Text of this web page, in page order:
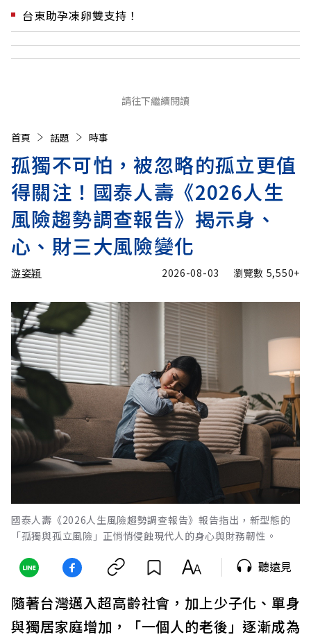
台東助孕凍卵雙支持！
請往下繼續閱讀
首頁 話題 時事
孤獨不可怕，被忽略的孤立更值
得關注！國泰人壽《2026人生
風險趨勢調查報告》揭示身、
心、財三大風險變化
游姿穎 2026-08-03 瀏覽數 5,550+
國泰人壽《2026人生風險趨勢調查報告》報告指出，新型態的
「孤獨與孤立風險」正悄悄侵蝕現代人的身心與財務韌性。
聽遠見
隨著台灣邁入超高齡社會，加上少子化、單身
與獨居家庭增加，「一個人的老後」逐漸成為